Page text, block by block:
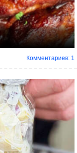
Комментариев: 1